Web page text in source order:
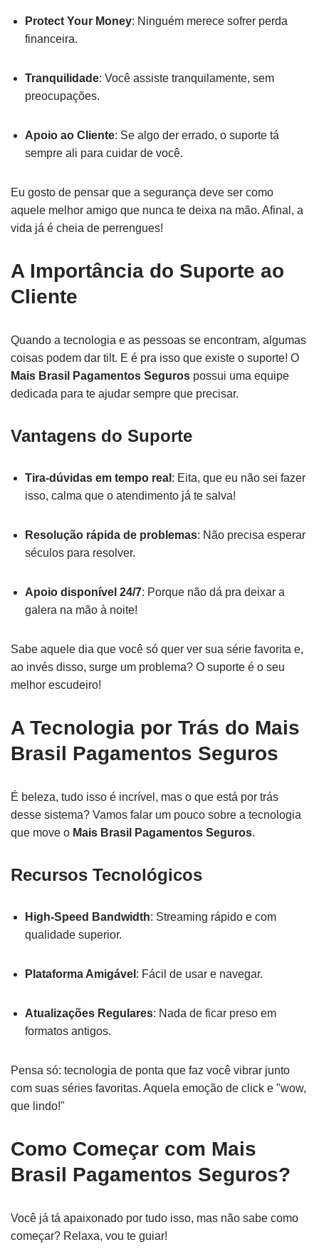
Protect Your Money: Ninguém merece sofrer perda
financeira.
Tranquilidade: Você assiste tranquilamente, sem
preocupações.
Apoio ao Cliente: Se algo der errado, o suporte tá
sempre ali para cuidar de você.
Eu gosto de pensar que a segurança deve ser como
aquele melhor amigo que nunca te deixa na mão. Afinal, a
vida já é cheia de perrengues!
A Importância do Suporte ao
Cliente
Quando a tecnologia e as pessoas se encontram, algumas
coisas podem dar tilt. E é pra isso que existe o suporte! O
Mais Brasil Pagamentos Seguros possui uma equipe
dedicada para te ajudar sempre que precisar.
Vantagens do Suporte
Tira-dúvidas em tempo real : Eita, que eu não sei fazer
isso, calma que o atendimento já te salva!
Resolução rápida de problemas: Não precisa esperar
séculos para resolver.
Apoio disponível 24/7: Porque não dá pra deixar a
galera na mão à noite!
Sabe aquele dia que você só quer ver sua série favorita e,
ao invés disso, surge um problema? O suporte é o seu
melhor escudeiro!
A Tecnologia por Trás do Mais
Brasil Pagamentos Seguros
É beleza, tudo isso é incrível, mas o que está por trás
desse sistema? Vamos falar um pouco sobre a tecnologia
que move o Mais Brasil Pagamentos Seguros.
Recursos Tecnológicos
High-Speed Bandwidth: Streaming rápido e com
qualidade superior.
Plataforma Amigável : Fácil de usar e navegar.
Atualizações Regulares: Nada de ficar preso em
formatos antigos.
Pensa só: tecnologia de ponta que faz você vibrar junto
com suas séries favoritas. Aquela emoção de click e "wow,
que lindo!"
Como Começar com Mais
Brasil Pagamentos Seguros?
Você já tá apaixonado por tudo isso, mas não sabe como
começar? Relaxa, vou te guiar!